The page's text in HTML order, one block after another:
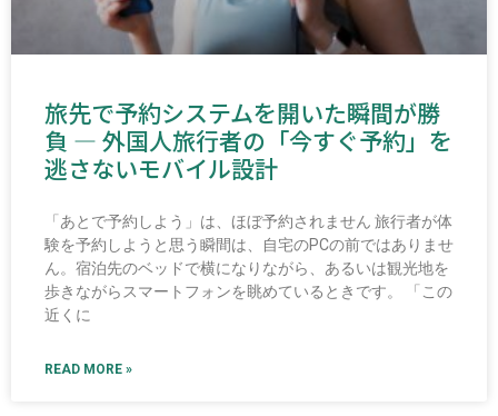
旅先で予約システムを開いた瞬間が勝
負 ― 外国人旅行者の「今すぐ予約」を
逃さないモバイル設計
「あとで予約しよう」は、ほぼ予約されません 旅行者が体
験を予約しようと思う瞬間は、自宅のPCの前ではありませ
ん。宿泊先のベッドで横になりながら、あるいは観光地を
歩きながらスマートフォンを眺めているときです。 「この
近くに
READ MORE »